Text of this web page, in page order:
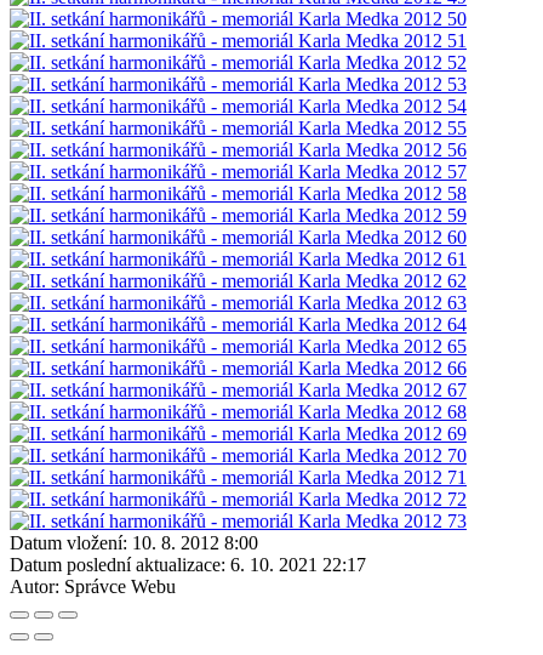
Datum vložení: 10. 8. 2012 8:00
Datum poslední aktualizace: 6. 10. 2021 22:17
Autor: Správce Webu